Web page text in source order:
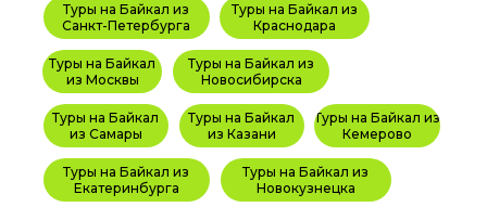
Туры на Байкал из
Новосибирска
Туры на Байкал
из Москвы
Туры на Байкал
из Казани
Туры на Байкал из
Краснодара
Туры на Байкал из
Кемерово
Туры на Байкал из
Новокузнецка
Туры на Байкал
из Самары
Туры на Байкал из
Екатеринбурга
Туры на Байкал из
Санкт-Петербурга